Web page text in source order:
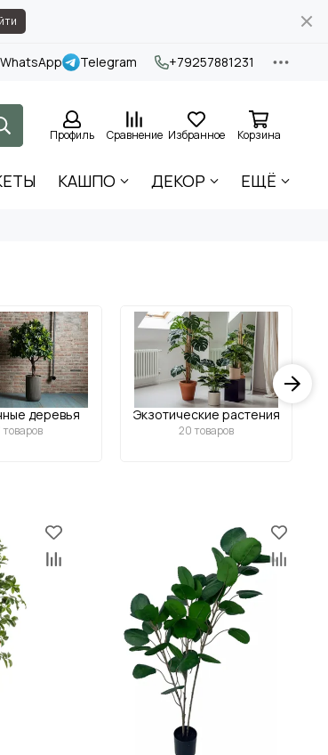
WhatsApp Telegram +79257881231
Профиль Сравнение Избранное Корзина
КАШПО ДЕКОР ЕЩЁ
деревья
товаров
Экзотические растения
20 товаров